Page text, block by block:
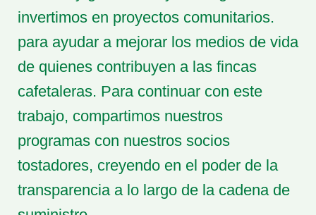
invertimos en proyectos comunitarios.
para ayudar a mejorar los medios de vida
de quienes contribuyen a las fincas
cafetaleras. Para continuar con este
trabajo, compartimos nuestros
programas con nuestros socios
tostadores, creyendo en el poder de la
transparencia a lo largo de la cadena de